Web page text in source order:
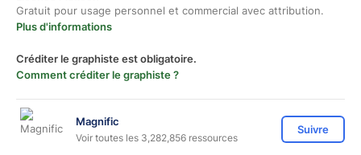
Gratuit pour usage personnel et commercial avec attribution.
Plus d'informations
Créditer le graphiste est obligatoire.
Comment créditer le graphiste ?
Magnific
Voir toutes les 3,282,856 ressources
Suivre